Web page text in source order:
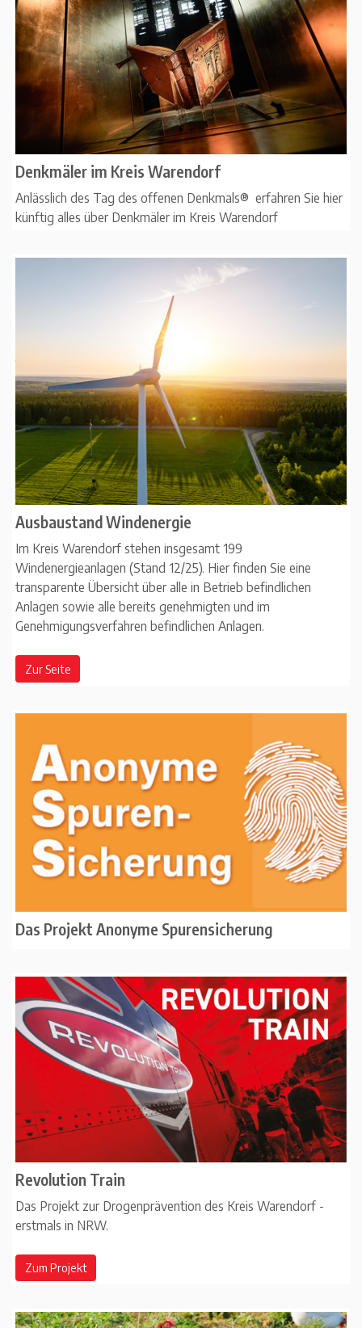
Denkmäler im Kreis Warendorf
Anlässlich des Tag des offenen Denkmals® erfahren Sie hier
künftig alles über Denkmäler im Kreis Warendorf
Ausbaustand Windenergie
Im Kreis Warendorf stehen insgesamt 199
Windenergieanlagen (Stand 12/25). Hier finden Sie eine
transparente Übersicht über alle in Betrieb befindlichen
Anlagen sowie alle bereits genehmigten und im
Genehmigungsverfahren befindlichen Anlagen.
Zur Seite
Das Projekt Anonyme Spurensicherung
Revolution Train
Das Projekt zur Drogenprävention des Kreis Warendorf -
erstmals in NRW.
Zum Projekt